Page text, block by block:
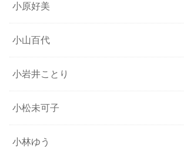
小原好美
小山百代
小岩井ことり
小松未可子
小林ゆう